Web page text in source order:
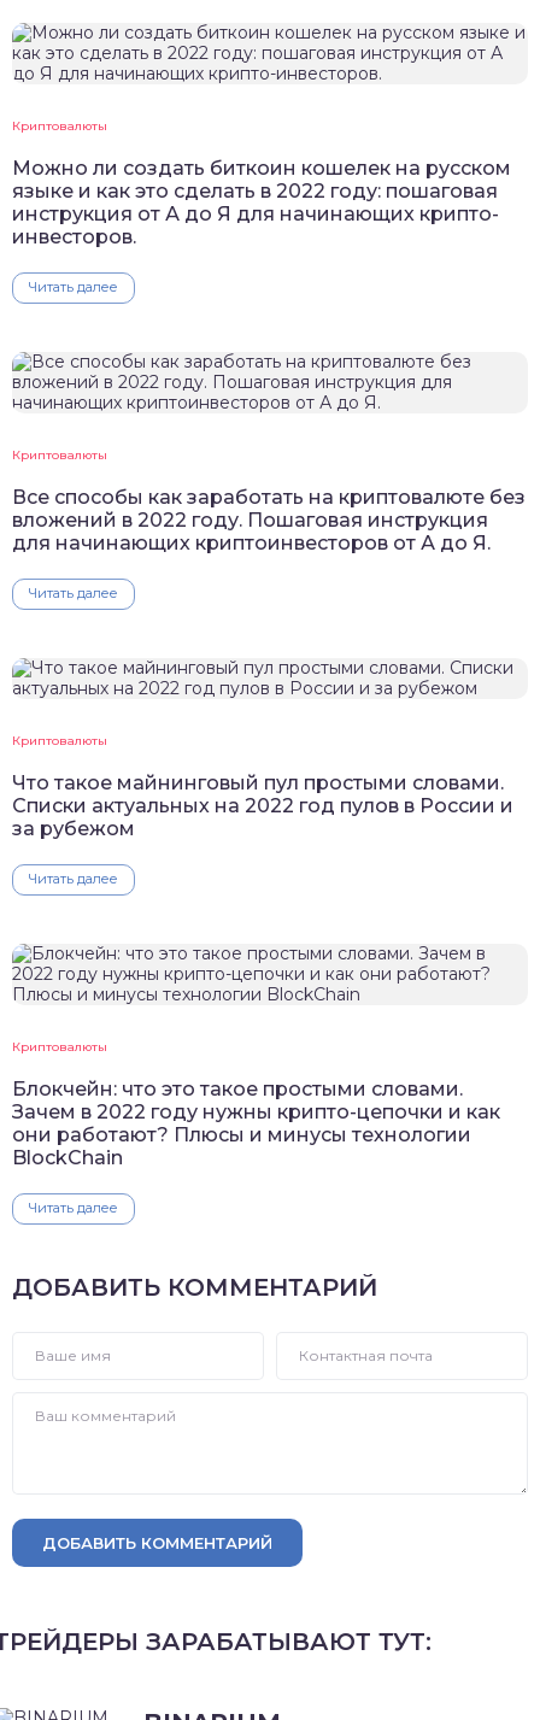
Криптовалюты
Можно ли создать биткоин кошелек на русском
языке и как это сделать в 2022 году: пошаговая
инструкция от А до Я для начинающих крипто-
инвесторов.
Читать далее
Криптовалюты
Все способы как заработать на криптовалюте без
вложений в 2022 году. Пошаговая инструкция
для начинающих криптоинвесторов от А до Я.
Читать далее
Криптовалюты
Что такое майнинговый пул простыми словами.
Списки актуальных на 2022 год пулов в России и
за рубежом
Читать далее
Криптовалюты
Блокчейн: что это такое простыми словами.
Зачем в 2022 году нужны крипто-цепочки и как
они работают? Плюсы и минусы технологии
BlockChain
Читать далее
ДОБАВИТЬ КОММЕНТАРИЙ
ДОБАВИТЬ КОММЕНТАРИЙ
ЗАРАБАТЫВАЮТ ТУТ: